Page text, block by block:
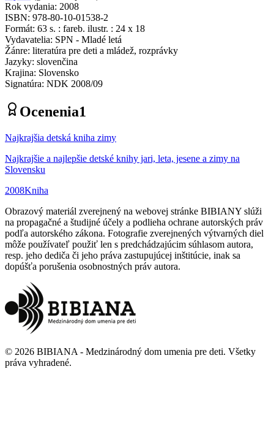
Rok vydania: 2008
ISBN: 978-80-10-01538-2
Formát: 63 s. : fareb. ilustr. : 24 x 18
Vydavatelia: SPN - Mladé letá
Žánre: literatúra pre deti a mládež, rozprávky
Jazyky: slovenčina
Krajina: Slovensko
Signatúra: NDK 2008/09
Ocenenia1
Najkrajšia detská kniha zimy
Najkrajšie a najlepšie detské knihy jari, leta, jesene a zimy na
Slovensku
2008Kniha
Obrazový materiál zverejnený na webovej stránke BIBIANY slúži
na propagačné a študijné účely a podlieha ochrane autorských práv
podľa autorského zákona. Fotografie zverejnených výtvarných diel
môže používateľ použiť len s predchádzajúcim súhlasom autora,
resp. jeho dediča či jeho práva zastupujúcej inštitúcie, inak sa
dopúšťa porušenia osobnostných práv autora.
© 2026 BIBIANA - Medzinárodný dom umenia pre deti. Všetky
práva vyhradené.